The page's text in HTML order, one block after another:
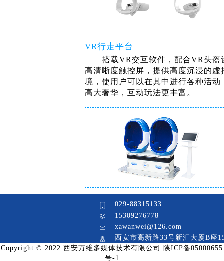
VR行走平台
搭载VR交互软件，配合VR头盔
高清晰度触控屏，提供高度沉浸的虚
境，使用户可以在其中进行各种活动
高大奢华，互动玩法更丰富。
029-88315133
15309276778
xawanwei@126.com
西安市高新路33号新汇大厦B座
Copyright © 2022 西安万维多媒体技术有限公司 陕ICP备05000655
号-1